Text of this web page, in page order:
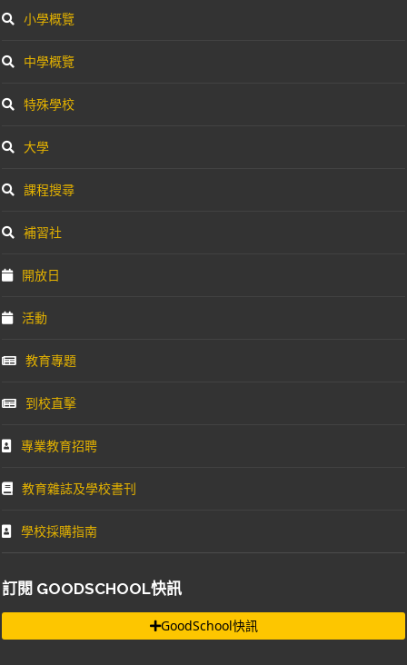
小學概覽
中學概覽
特殊學校
大學
課程搜尋
補習社
開放日
活動
教育專題
到校直擊
專業教育招聘
教育雜誌及學校書刊
學校採購指南
訂閱 GOODSCHOOL快訊
GoodSchool快訊